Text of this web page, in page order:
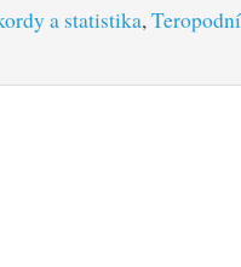
a statistika,Teropodní